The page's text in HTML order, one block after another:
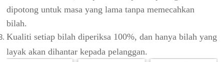
dipotong untuk masa yang lama tanpa memecahkan
bilah.
Kualiti setiap bilah diperiksa 100%, dan hanya bilah yang
layak akan dihantar kepada pelanggan.